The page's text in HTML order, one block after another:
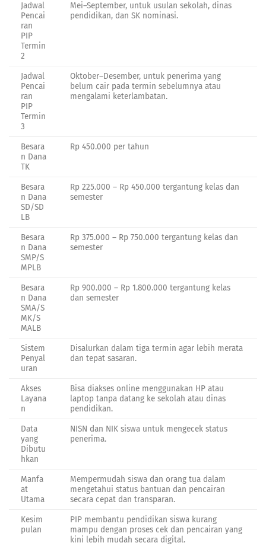
Jadwal
Pencai
ran
PIP
Termin
2
Mei–September, untuk usulan sekolah, dinas
pendidikan, dan SK nominasi.
Jadwal
Pencai
ran
PIP
Termin
3
Oktober–Desember, untuk penerima yang
belum cair pada termin sebelumnya atau
mengalami keterlambatan.
Besara
n Dana
TK
Rp 450.000 per tahun
Besara
n Dana
SD/SD
LB
Rp 225.000 – Rp 450.000 tergantung kelas dan
semester
Besara
n Dana
SMP/S
MPLB
Rp 375.000 – Rp 750.000 tergantung kelas dan
semester
Besara
n Dana
SMA/S
MK/S
MALB
Rp 900.000 – Rp 1.800.000 tergantung kelas
dan semester
Sistem
Penyal
uran
Disalurkan dalam tiga termin agar lebih merata
dan tepat sasaran.
Akses
Layana
n
Bisa diakses online menggunakan HP atau
laptop tanpa datang ke sekolah atau dinas
pendidikan.
Data
yang
Dibutu
hkan
NISN dan NIK siswa untuk mengecek status
penerima.
Manfa
at
Utama
Mempermudah siswa dan orang tua dalam
mengetahui status bantuan dan pencairan
secara cepat dan transparan.
Kesim
pulan
PIP membantu pendidikan siswa kurang
mampu dengan proses cek dan pencairan yang
kini lebih mudah secara digital.